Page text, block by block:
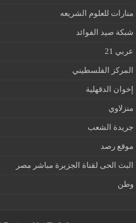
منارات للعلوم الشريعه
شبكة صيد الفوائد
عربي 21
المركز الفلسطيني
إخوان الدقهلية
منزلاوي
جريدة الشعب
موقع رصد
البث الحى لقناة الجزيرة مباشر مصر
وطن